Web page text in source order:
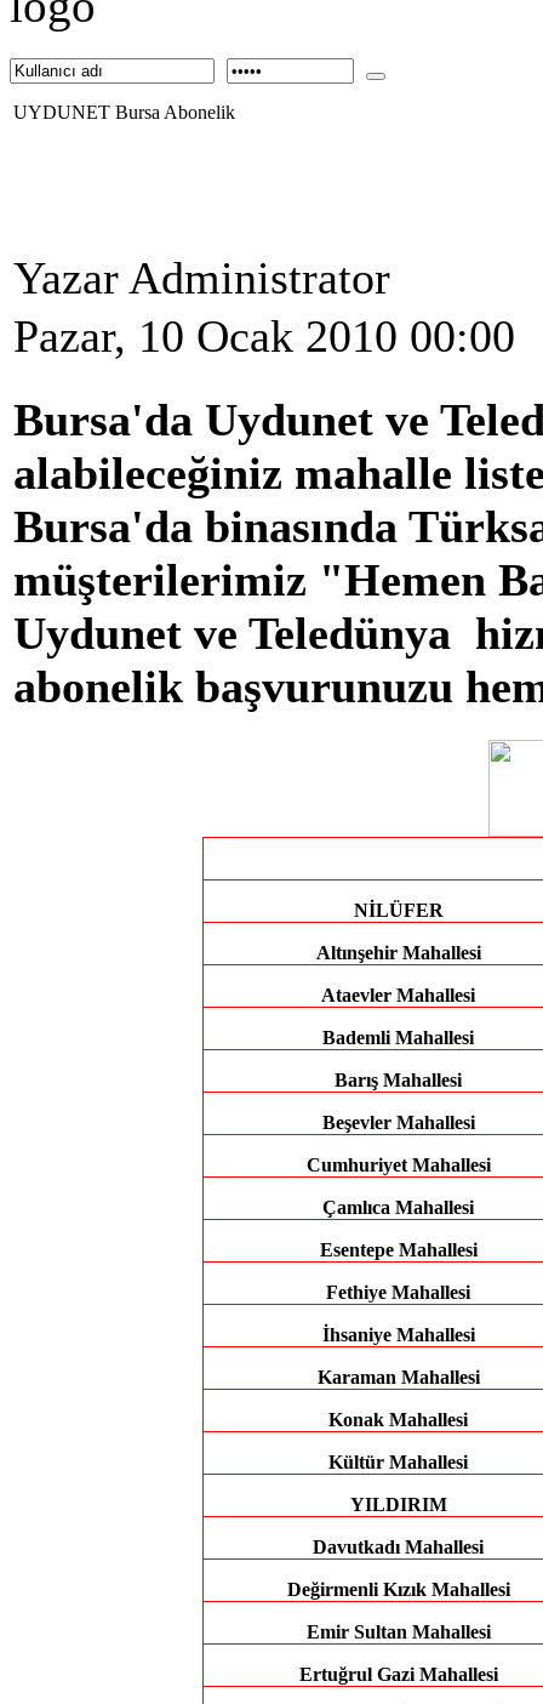
UYDUNET Bursa Abonelik
Yazar Administrator
Pazar, 10 Ocak 2010 00:00
Bursa'da Uydunet ve
alabileceğiniz mahalle
Bursa'da binasında
müşterilerimiz "Hemen
Uydunet ve Teledünya
abonelik başvurunuzu
NİLÜFER
Altınşehir Mahallesi
Ataevler Mahallesi
Bademli Mahallesi
Barış Mahallesi
Beşevler Mahallesi
Cumhuriyet Mahallesi
Çamlıca Mahallesi
Esentepe Mahallesi
Fethiye Mahallesi
İhsaniye Mahallesi
Karaman Mahallesi
Konak Mahallesi
Kültür Mahallesi
YILDIRIM
Davutkadı Mahallesi
Değirmenli Kızık Mahallesi
Emir Sultan Mahallesi
Ertuğrul Gazi Mahallesi